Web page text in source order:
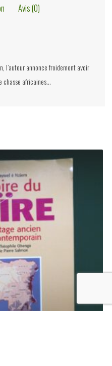
Avis (0)
l’auteur annonce froidement avoir
chasse africaines…